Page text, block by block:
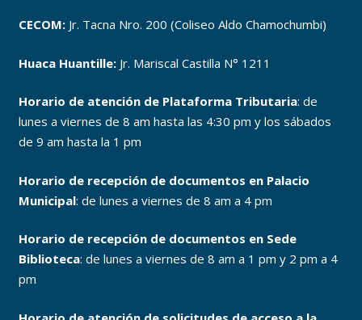
CECOM:Jr. Tacna Nro. 200 (Coliseo Aldo Chamochumbi)
Huaca Huantille: Jr. Mariscal Castilla N° 1211
Horario de atención de Plataforma Tributaria: de
lunes a viernes de 8 am hasta las 4:30 pm y los sábados
de 9 am hasta la 1 pm
Horario de recepción de documentos en Palacio
Municipal: de lunes a viernes de 8 am a 4 pm
Horario de recepción de documentos en Sede
Biblioteca: de lunes a viernes de 8 am a 1 pm y 2 pm a 4
pm